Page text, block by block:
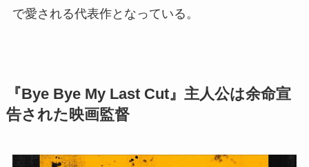
で愛される代表作となっている。
『Bye Bye My Last Cut』主人公は余命宣
告された映画監督